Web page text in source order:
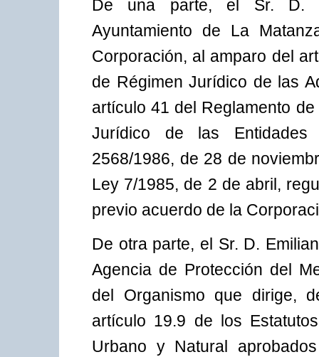
De una parte, el Sr. D.
Ayuntamiento de La
Corporación, al amparo del
de Régimen Jurídico de las
artículo 41 del Reglamento
Jurídico de las Entidades
2568/1986, de 28 de
Ley 7/1985, de 2 de abril,
previo acuerdo de la
De otra parte, el Sr. D.
Agencia de Protección del
del Organismo que dirige,
artículo 19.9 de los
Urbano y Natural